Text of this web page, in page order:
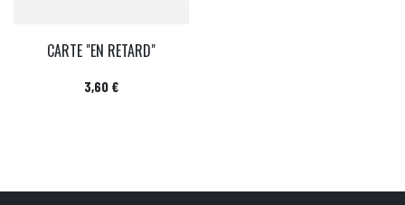
CARTE "EN RETARD"
Prix
3,60 €